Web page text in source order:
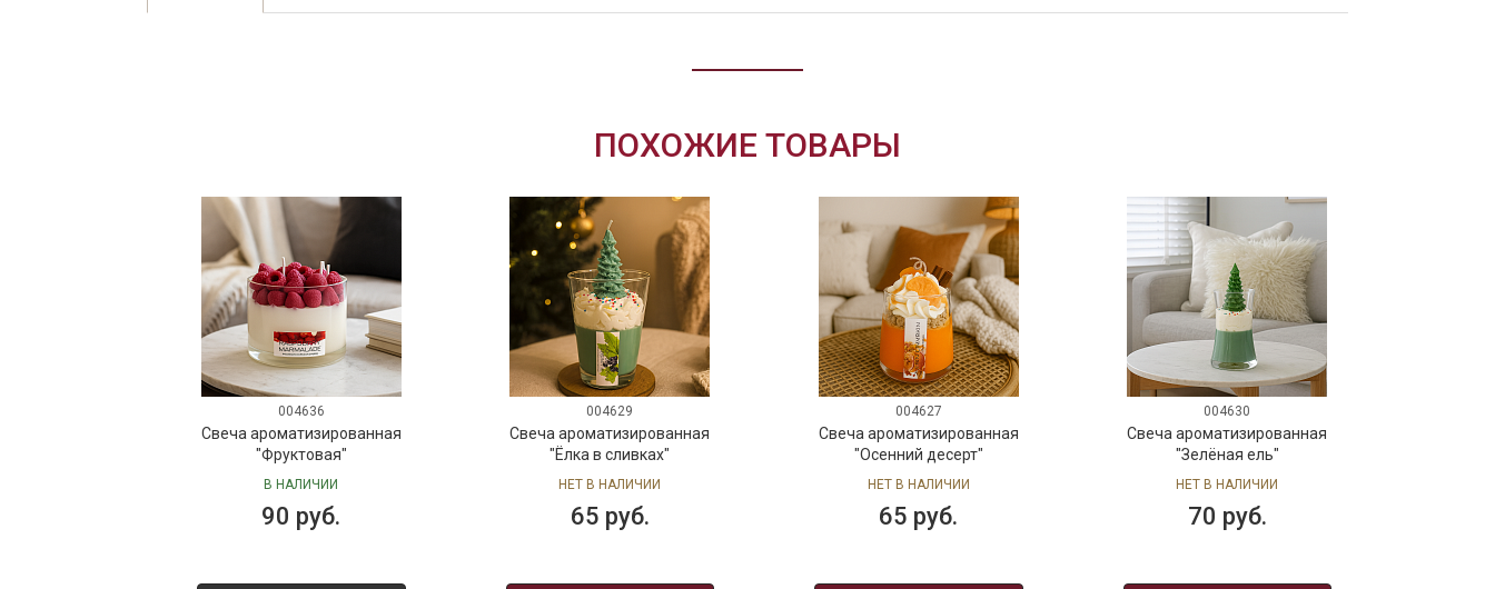
ПОХОЖИЕ ТОВАРЫ
004636
Свеча ароматизированная
"Фруктовая"
В НАЛИЧИИ
90 руб.
004629
Свеча ароматизированная
"Ёлка в сливках"
НЕТ В НАЛИЧИИ
65 руб.
004627
Свеча ароматизированная
"Осенний десерт"
НЕТ В НАЛИЧИИ
65 руб.
004630
Свеча ароматизированная
"Зелёная ель"
НЕТ В НАЛИЧИИ
70 руб.